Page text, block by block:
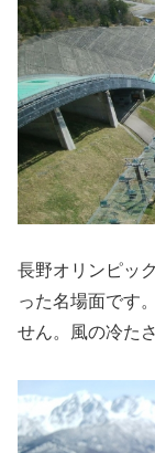
長野オリンピッ
った名場面です
せん。風の冷た